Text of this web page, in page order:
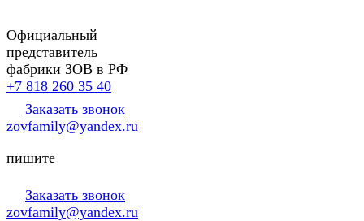
Официальный
представитель
фабрики ЗОВ в РФ
+7 818 260 35 40
Заказать звонок
zovfamily@yandex.ru
пишите
Заказать звонок
zovfamily@yandex.ru